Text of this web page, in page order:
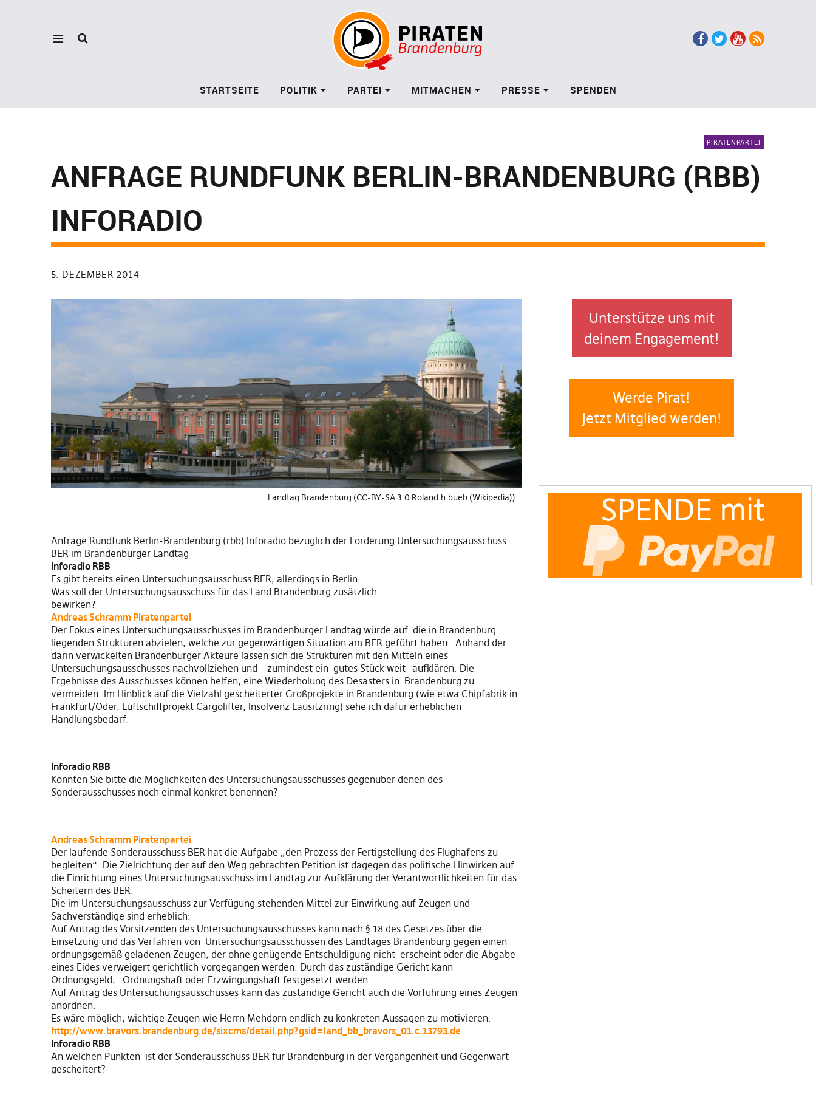
STARTSEITE POLITIK PARTEI MITMACHEN PRESSE SPENDEN
PIRATENPARTEI
ANFRAGE RUNDFUNK BERLIN-BRANDENBURG (RBB)
INFORADIO
5. DEZEMBER 2014
Landtag Brandenburg (CC-BY-SA 3.0 Roland.h.bueb (Wikipedia))
Anfrage Rundfunk Berlin-Brandenburg (rbb) Inforadio bezüglich der Forderung Untersuchungsausschuss
BER im Brandenburger Landtag
Inforadio RBB
Es gibt bereits einen Untersuchungsausschuss BER, allerdings in Berlin.
Was soll der Untersuchungsausschuss für das Land Brandenburg zusätzlich
bewirken?
Andreas Schramm Piratenpartei
Der Fokus eines Untersuchungsausschusses im Brandenburger Landtag würde auf die in Brandenburg
liegenden Strukturen abzielen, welche zur gegenwärtigen Situation am BER geführt haben. Anhand der
darin verwickelten Brandenburger Akteure lassen sich die Strukturen mit den Mitteln eines
Untersuchungsausschusses nachvollziehen und – zumindest ein gutes Stück weit- aufklären. Die
Ergebnisse des Ausschusses können helfen, eine Wiederholung des Desasters in Brandenburg zu
vermeiden. Im Hinblick auf die Vielzahl gescheiterter Großprojekte in Brandenburg (wie etwa Chipfabrik in
Frankfurt/Oder, Luftschiffprojekt Cargolifter, Insolvenz Lausitzring) sehe ich dafür erheblichen
Handlungsbedarf.
Inforadio RBB
Könnten Sie bitte die Möglichkeiten des Untersuchungsausschusses gegenüber denen des
Sonderausschusses noch einmal konkret benennen?
Andreas Schramm Piratenpartei
Der laufende Sonderausschuss BER hat die Aufgabe „den Prozess der Fertigstellung des Flughafens zu
begleiten“. Die Zielrichtung der auf den Weg gebrachten Petition ist dagegen das politische Hinwirken auf
die Einrichtung eines Untersuchungsausschuss im Landtag zur Aufklärung der Verantwortlichkeiten für das
Scheitern des BER.
Die im Untersuchungsausschuss zur Verfügung stehenden Mittel zur Einwirkung auf Zeugen und
Sachverständige sind erheblich:
Auf Antrag des Vorsitzenden des Untersuchungsausschusses kann nach § 18 des Gesetzes über die
Einsetzung und das Verfahren von Untersuchungsausschüssen des Landtages Brandenburg gegen einen
ordnungsgemäß geladenen Zeugen, der ohne genügende Entschuldigung nicht erscheint oder die Abgabe
eines Eides verweigert gerichtlich vorgegangen werden. Durch das zuständige Gericht kann
Ordnungsgeld, Ordnungshaft oder Erzwingungshaft festgesetzt werden.
Auf Antrag des Untersuchungsausschusses kann das zuständige Gericht auch die Vorführung eines Zeugen
anordnen.
Es wäre möglich, wichtige Zeugen wie Herrn Mehdorn endlich zu konkreten Aussagen zu motivieren.
http://www.bravors.brandenburg.de/sixcms/detail.php?gsid=land_bb_bravors_01.c.13793.de
Inforadio RBB
An welchen Punkten ist der Sonderausschuss BER für Brandenburg in der Vergangenheit und Gegenwart
gescheitert?
Unterstütze uns mit
deinem Engagement!
Werde Pirat!
Jetzt Mitglied werden!